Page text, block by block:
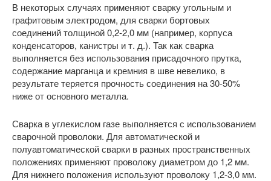
В некоторых случаях применяют сварку угольным и
графитовым электродом, для сварки бортовых
соединений толщиной 0,2-2,0 мм (например, корпуса
конденсаторов, канистры и т. д.). Так как сварка
выполняется без использования присадочного прутка,
содержание марганца и кремния в шве невелико, в
результате теряется прочность соединения на 30-50%
ниже от основного металла.
Сварка в углекислом газе выполняется с использованием
сварочной проволоки. Для автоматической и
полуавтоматической сварки в разных пространственных
положениях применяют проволоку диаметром до 1,2 мм.
Для нижнего положения используют проволоку 1,2-3,0 мм.